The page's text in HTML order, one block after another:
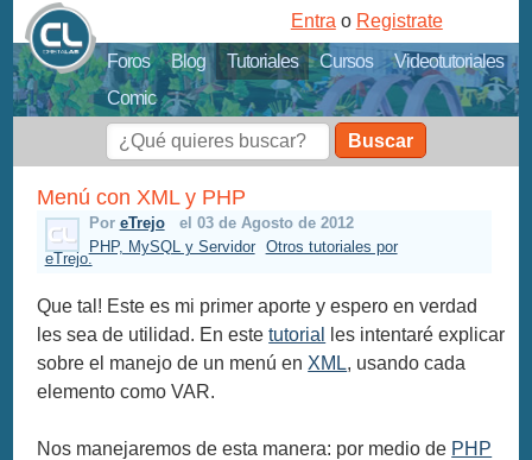
Foros Blog Tutoriales Cursos
Videotutoriales
Comic
Entra o Registrate
Buscar
Menú con XML y PHP
Por eTrejo
el 03 de Agosto de 2012
PHP, MySQL y Servidor
Otros tutoriales por
eTrejo.
Que tal! Este es mi primer aporte y espero en verdad
les sea de utilidad. En estetutorial
les intentaré explicar
sobre el manejo de un menú en XML, usando cada
elemento como VAR.
Nos manejaremos de esta manera: por medio de PHP